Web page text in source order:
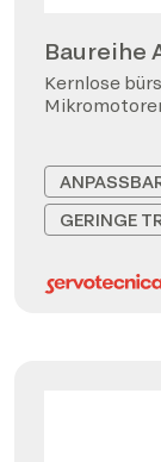
Baureihe
Kernlose
GERINGE